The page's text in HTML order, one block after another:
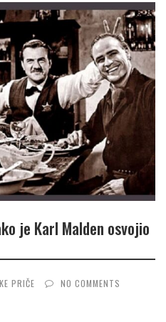
je Karl Malden osvojio
PRIČE NO COMMENTS